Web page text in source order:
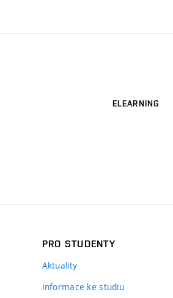
ELEARNING
PRO STUDENTY
Aktuality
Informace ke studiu